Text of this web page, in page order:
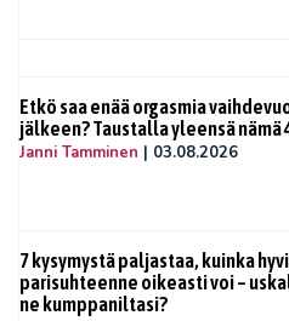
Etkö saa enää orgasmia
jälkeen? Taustalla yleensä nämä
Janni Tamminen | 03.08.2026
7 kysymystä paljastaa, kuinka
parisuhteenne oikeasti voi –
ne kumppaniltasi?